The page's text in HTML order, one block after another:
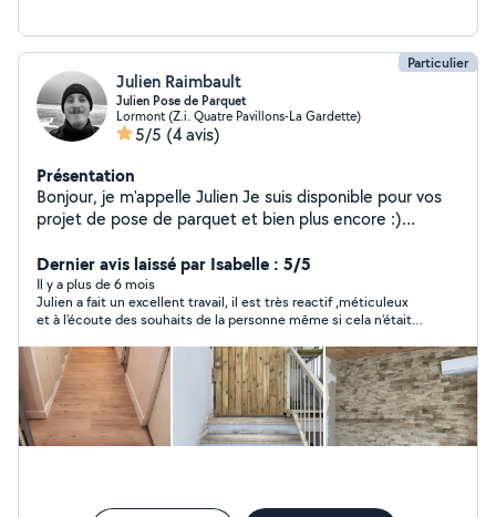
Particulier
Julien Raimbault
Julien Pose de Parquet
Lormont (Z.i. Quatre Pavillons-La Gardette)
5/5 (4 avis)
Présentation
Bonjour, je m'appelle Julien Je suis disponible pour vos
projet de pose de parquet et bien plus encore :)
Assemblage et fixation des caissons de cuisine
Découpe et pose de plan de travail Installation évier et
plomberie Pose de crédence Installation de
l'électroménager Branchement et installation électrique
Changement prise ou luminaire Installation de robinets
pour salle de bain et cuisine Je m'engage à fournir un
travail sérieux, propre, soigné et de qualité. N'hésitez
pas à me contacter pour votre projet
Dernier avis laissé par Isabelle : 5/5
Il y a plus de 6 mois
Julien a fait un excellent travail, il est très reactif ,méticuleux
et à l'écoute des souhaits de la personne même si cela n'était